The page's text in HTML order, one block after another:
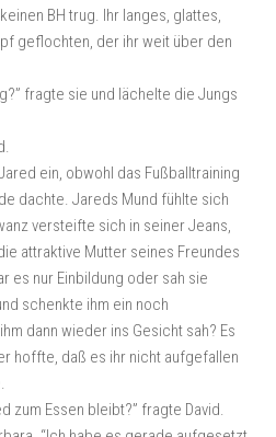
BH trug. Ihr langes, glattes,
geflochten, der ihr weit über den
fragte sie und lächelte die Jungs
ein, obwohl das Fußballtraining
dachte. Jareds Mund fühlte sich
versteifte sich in seiner Jeans,
attraktive Mutter seines Freundes
es nur Einbildung oder sah sie
schenkte ihm ein noch
dann wieder ins Gesicht sah? Es
hoffte, daß es ihr nicht aufgefallen
zum Essen bleibt?” fragte David.